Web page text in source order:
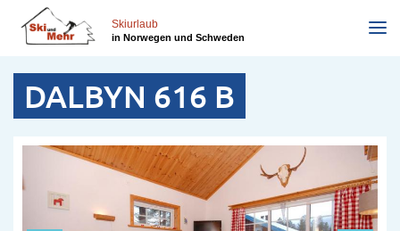
zum
Inhalt
Skiurlaub
in Norwegen und Schweden
DALBYN 616 B